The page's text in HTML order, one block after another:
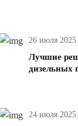
26 июля 2025
Лучшие
дизельных
24 июля 2025